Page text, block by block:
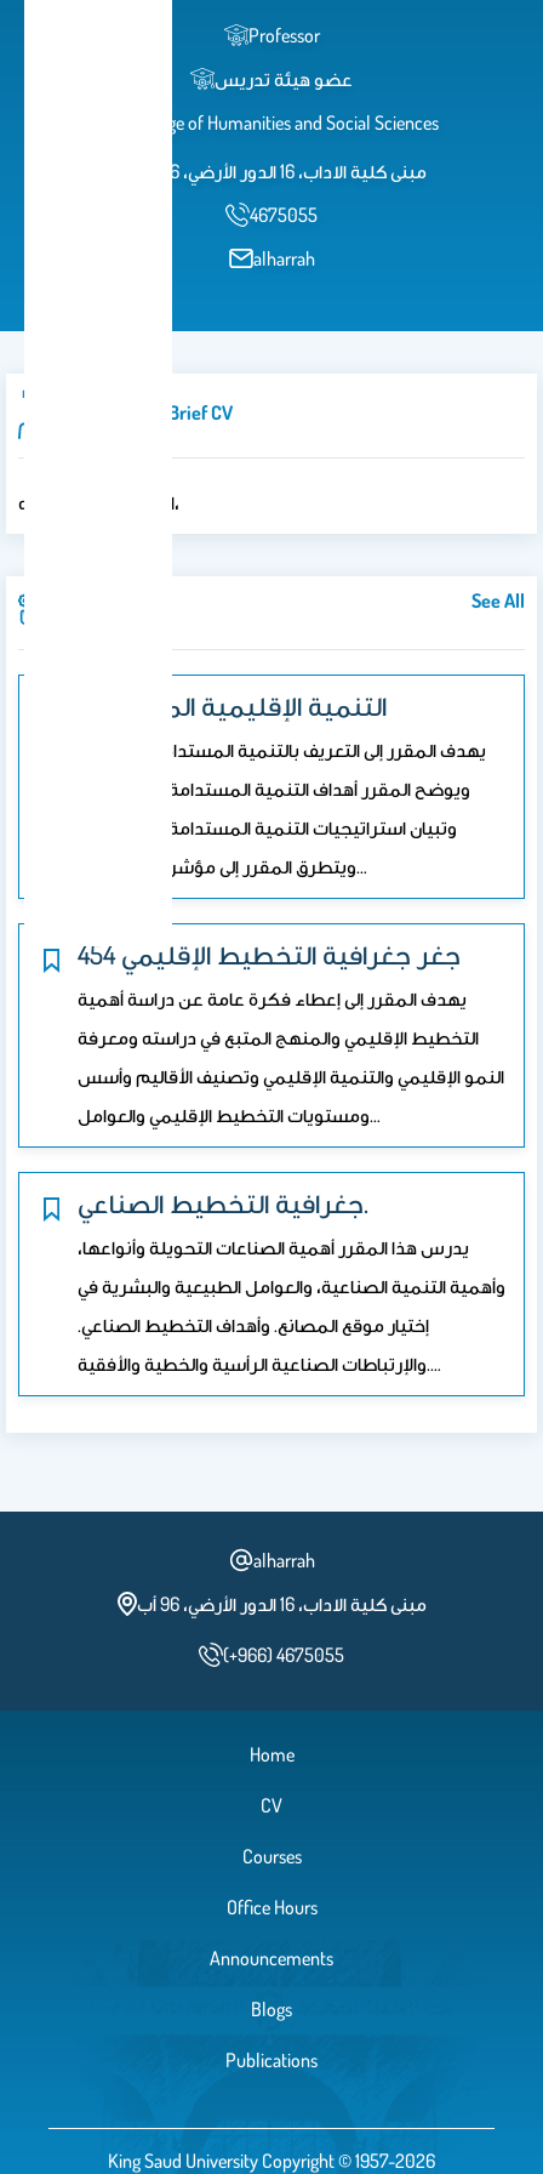
Professor
عضو هيئة تدريس
College of Humanities and Social Sciences
مبنى كلية الاداب، 16 الدور الأرضي، 96 أب
4675055
alharrah
Introduction/brief CV
العلم نور يستضاء به،
See All
التنمية الإقليمية المستدامة
يهدف المقرر إلى التعريف بالتنمية المستدامة، وغاياتها،
ويوضح المقرر أهداف التنمية المستدامة وخصائصها،
وتبيان استراتيجيات التنمية المستدامة وسياساتها،
ويتطرق المقرر إلى مؤشرات وقياسات…
454 جغر جغرافية التخطيط الإقليمي
يهدف المقرر إلى إعطاء فكرة عامة عن دراسة أهمية
التخطيط الإقليمي والمنهج المتبع في دراسته ومعرفة
النمو الإقليمي والتنمية الإقليمي وتصنيف الأقاليم وأسس
ومستويات التخطيط الإقليمي والعوامل…
جغرافية التخطيط الصناعي.
يدرس هذا المقرر أهمية الصناعات التحويلة وأنواعها،
وأهمية التنمية الصناعية، والعوامل الطبيعية والبشرية في
إختيار موقع المصانع. وأهداف التخطيط الصناعي.
والإرتباطات الصناعية الرأسية والخطية والأفقية.…
alharrah
مبنى كلية الاداب، 16 الدور الأرضي، 96 أب
(+966) 4675055
Home
CV
Courses
Office Hours
Announcements
Blogs
Publications
King Saud University Copyright © 1957-2026